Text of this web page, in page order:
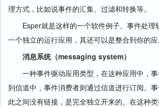
理方式，比如说事件的汇集、过滤和转换等。
Esper就是这样的一个软件例子。事件处理
一个独立的运行应用，其还可以是整合到你的应
消息系统（messaging system）
一种事件驱动应用类型，在这种应用中，事
到信道中，事件消费者则通过信道进行订阅。
此之间没有链接，是完全独立开来的。在这种